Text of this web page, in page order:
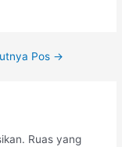
Pos →
Ruas yang